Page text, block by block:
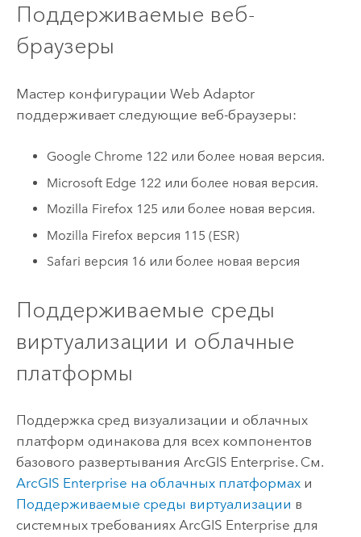
Поддерживаемые веб-
браузеры
Мастер конфигурации Web Adaptor
поддерживает следующие веб-браузеры:
Google Chrome 122 или более новая версия.
Microsoft Edge 122 или более новая версия.
Mozilla Firefox 125 или более новая версия.
Mozilla Firefox версия 115 (ESR)
Safari версия 16 или более новая версия
Поддерживаемые среды
виртуализации и облачные
платформы
Поддержка сред визуализации и облачных
платформ одинакова для всех компонентов
базового развертывания ArcGIS Enterprise. См.
ArcGIS Enterprise на облачных платформахи
Поддерживаемые среды виртуализации в
системных требованиях ArcGIS Enterprise для